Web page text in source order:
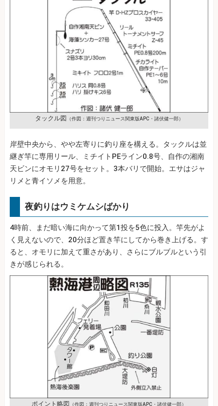
タックル図 （作図：週刊つりニュース関東版APC・諸伏健一郎）
岸壁中央から、やや左寄りに釣り座を構える。タックルは並
継ぎ竿に専用リール、ミチイトPEライン0.8号、自作の湘南
天ビンにオモリ27号をセット。3本バリで開始。エサはジャ
リメと青イソメを用意。
夜釣りはウミケムシばかり
4時前、まだ暗い海に向かって第1投を5色に投入。竿先がよ
く見えないので、20分ほど置き竿にしてから巻き上げる。す
ると、オモリに加えて重さがあり、さらにブルブルという引
きが感じられる。
ポイント略図 （作図：週刊つりニュース関東版APC・諸伏健一郎）